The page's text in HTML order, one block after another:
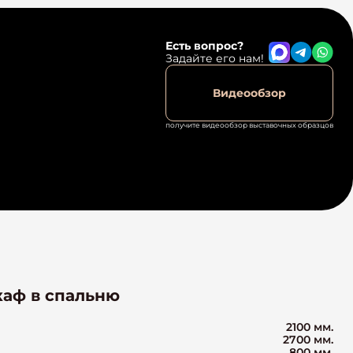
Есть вопрос?
Задайте его нам!
Видеообзор
получите видеообзор выставочных образцов
в спальню
2100 мм.
2700 мм.